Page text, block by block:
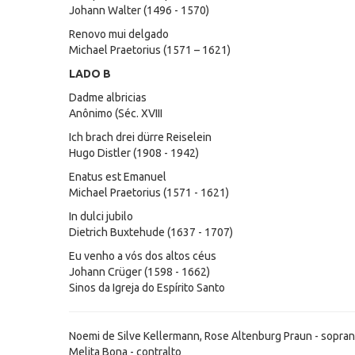
Johann Walter (1496 - 1570)
Renovo mui delgado
Michael Praetorius (1571 – 1621)
LADO B
Dadme albricias
Anônimo (Séc. XVIII
Ich brach drei dürre Reiselein
Hugo Distler (1908 - 1942)
Enatus est Emanuel
Michael Praetorius (1571 - 1621)
In dulci jubilo
Dietrich Buxtehude (1637 - 1707)
Eu venho a vós dos altos céus
Johann Crüger (1598 - 1662)
Sinos da Igreja do Espírito Santo
Noemi de Silve Kellermann, Rose Altenburg Praun -
Melita Bona - contralto